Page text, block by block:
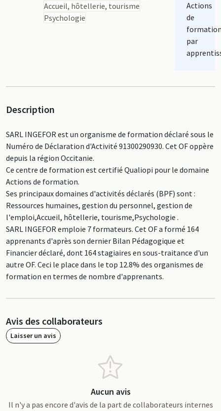
Accueil, hôtellerie, tourisme
Psychologie
Actions
de
par
Description
SARL INGEFOR est un organisme de formation déclaré sous le
Numéro de Déclaration d'Activité 91300290930. Cet OF oppère
depuis la région Occitanie.
Ce centre de formation est certifié Qualiopi pour le domaine
Actions de formation.
Ses principaux domaines d'activités déclarés (BPF) sont :
Ressources humaines, gestion du personnel, gestion de
l'emploi,Accueil, hôtellerie, tourisme,Psychologie .
SARL INGEFOR emploie 7 formateurs. Cet OF a formé 164
apprenants d'après son dernier Bilan Pédagogique et
Financier déclaré, dont 164 stagiaires en sous-traitance d'un
autre OF. Ceci le place dans le top 12.8% des organismes de
formation en termes de nombre d'apprenants.
Avis des collaborateurs
Laisser un avis
Aucun avis
Il n'y a pas encore d'avis de la part de collaborateurs internes